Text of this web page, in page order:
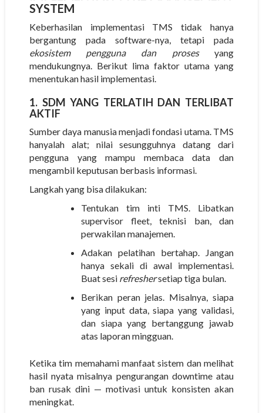
SYSTEM
Keberhasilan implementasi TMS tidak hanya
bergantung pada software-nya, tetapi pada
ekosistem pengguna dan prosesyang
mendukungnya. Berikut lima faktor utama yang
menentukan hasil implementasi.
1. SDM YANG TERLATIH DAN TERLIBAT
AKTIF
Sumber daya manusia menjadi fondasi utama. TMS
hanyalah alat; nilai sesungguhnya datang dari
pengguna yang mampu membaca data dan
mengambil keputusan berbasis informasi.
Langkah yang bisa dilakukan:
Tentukan tim inti TMS. Libatkan
supervisor fleet, teknisi ban, dan
perwakilan manajemen.
Adakan pelatihan bertahap. Jangan
hanya sekali di awal implementasi.
Buat sesi refreshersetiap tiga bulan.
Berikan peran jelas. Misalnya, siapa
yang input data, siapa yang validasi,
dan siapa yang bertanggung jawab
atas laporan mingguan.
Ketika tim memahami manfaat sistem dan melihat
hasil nyata misalnya pengurangan downtime atau
ban rusak dini — motivasi untuk konsisten akan
meningkat.